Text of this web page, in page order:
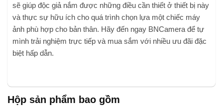
sẽ giúp độc giả nắm được những điều cần thiết ở thiết bị này
và thực sự hữu ích cho quá trình chọn lựa một chiếc máy
ảnh phù hợp cho bản thân. Hãy đến ngay BNCamera để tự
mình trải nghiệm trực tiếp và mua sắm với nhiều ưu đãi đặc
biệt hấp dẫn.
Hộp sản phẩm bao gồm